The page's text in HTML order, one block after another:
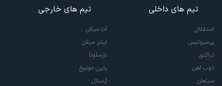
تیم های داخلی
استقلال
پرسپولیس
تراکتور
ذوب آهن
سپاهان
تیم های خارجی
آث میلان
اینتر میلان
بارسلونا
بایرن مونیخ
آرسنال